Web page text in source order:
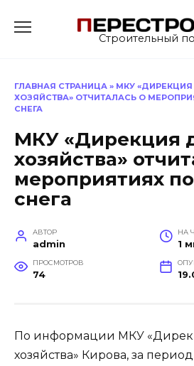
Строительный
ГЛАВНАЯ СТРАНИЦА » МКУ
ХОЗЯЙСТВА» ОТЧИТАЛАСЬ О
СНЕГА
МКУ «Дирекция
хозяйства»
мероприятиях
снега
АВТОР
admin
НА
1
ПРОСМОТРОВ
74
По информации МКУ
хозяйства» Кирова, за период